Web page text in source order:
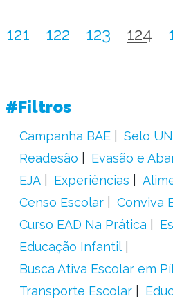
121 122 123 124
#Filtros
Campanha BAE Selo
Readesão
Evasão e
EJA
Experiências
Censo Escolar
Conviva
Curso EAD Na Prática
Educação Infantil
Busca Ativa Escolar em
Transporte Escolar